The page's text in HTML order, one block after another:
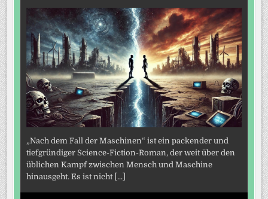
„Nach dem Fall der Maschinen“ ist ein packender und
tiefgründiger Science-Fiction-Roman, der weit über den
üblichen Kampf zwischen Mensch und Maschine
hinausgeht. Es ist nicht [...]